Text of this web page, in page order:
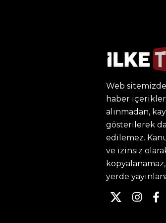
Web
haber
alınmadan,
gösterilerek
edilemez.
ve izinsiz
yerde